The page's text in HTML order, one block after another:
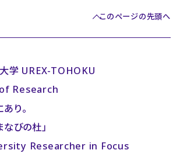
このページの先頭へ
学 UREX-TOHOKU
Research
り。
なびの杜」
Researcher in Focus